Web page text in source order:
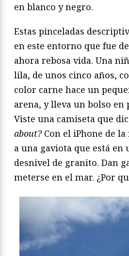
en blanco y negro.
Estas pinceladas
en este entorno que fue
ahora rebosa vida. Una
lila, de unos cinco años,
color carne hace un
arena, y lleva un bolso en
Viste una camiseta que
about?Con el iPhone de
a una gaviota que está en
desnivel de granito. Dan
meterse en el mar. ¿Por